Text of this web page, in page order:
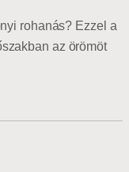
rohanás? Ezzel a
az örömöt